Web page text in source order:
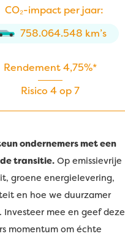
CO₂-impact per jaar:
758.064.548 km’s
Rendement 4,75%*
Risico 4 op 7
ondernemers met een
transitie. Op emissievrije
groene energielevering,
en hoe we duurzamer
Investeer mee en geef deze
momentum om échte